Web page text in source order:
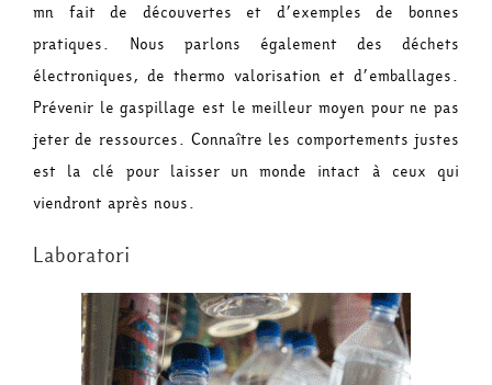
mn fait de découvertes et d’exemples de bonnes
pratiques. Nous parlons également des déchets
électroniques, de thermo valorisation et d’emballages.
Prévenir le gaspillage est le meilleur moyen pour ne pas
jeter de ressources. Connaître les comportements justes
est la clé pour laisser un monde intact à ceux qui
viendront après nous.
Laboratori